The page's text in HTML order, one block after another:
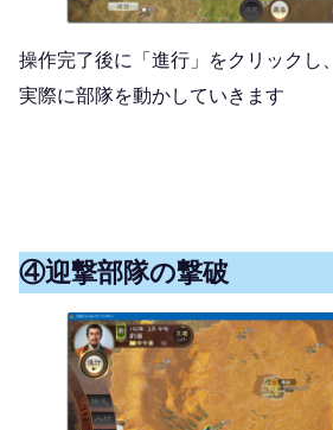
操作完了後に「進行」をクリックし、
実際に部隊を動かしていきます
④迎撃部隊の撃破